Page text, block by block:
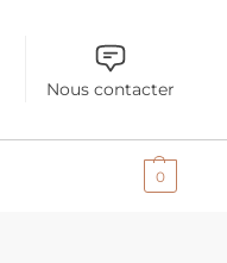
Nous contacter
0